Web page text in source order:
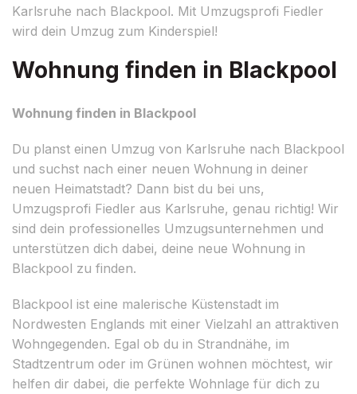
Karlsruhe nach Blackpool. Mit Umzugsprofi Fiedler
wird dein Umzug zum Kinderspiel!
Wohnung finden in Blackpool
Wohnung finden in Blackpool
Du planst einen Umzug von Karlsruhe nach Blackpool
und suchst nach einer neuen Wohnung in deiner
neuen Heimatstadt? Dann bist du bei uns,
Umzugsprofi Fiedler aus Karlsruhe, genau richtig! Wir
sind dein professionelles Umzugsunternehmen und
unterstützen dich dabei, deine neue Wohnung in
Blackpool zu finden.
Blackpool ist eine malerische Küstenstadt im
Nordwesten Englands mit einer Vielzahl an attraktiven
Wohngegenden. Egal ob du in Strandnähe, im
Stadtzentrum oder im Grünen wohnen möchtest, wir
helfen dir dabei, die perfekte Wohnlage für dich zu